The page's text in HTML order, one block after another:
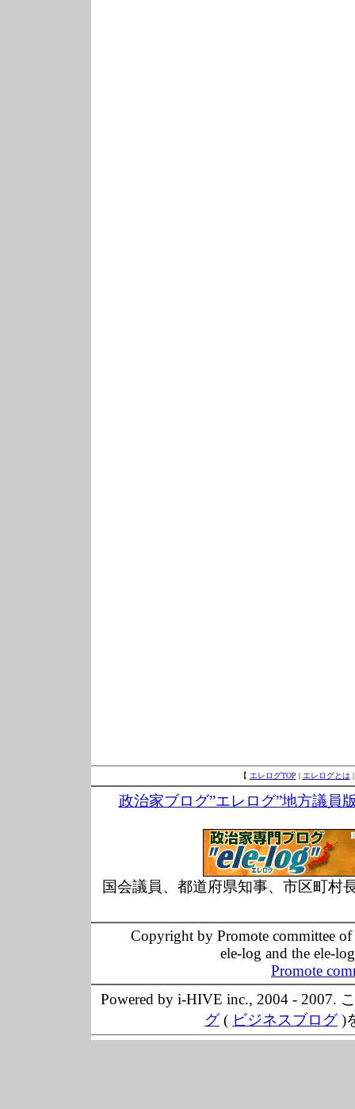
【 エレログTOP | エレログとは
政治家ブログ”エレログ”地方議員
国会議員、都道府県知事、市区町村
Copyright by Promote committee
ele-log and the ele-
Promote
Powered by i-HIVE inc., 2004 - 2007.
グ( ビジネスブログ)